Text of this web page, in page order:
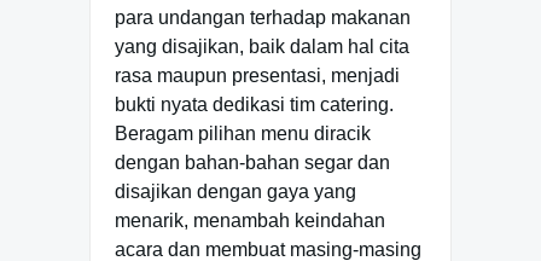
para undangan terhadap makanan
yang disajikan, baik dalam hal cita
rasa maupun presentasi, menjadi
bukti nyata dedikasi tim catering.
Beragam pilihan menu diracik
dengan bahan-bahan segar dan
disajikan dengan gaya yang
menarik, menambah keindahan
acara dan membuat masing-masing